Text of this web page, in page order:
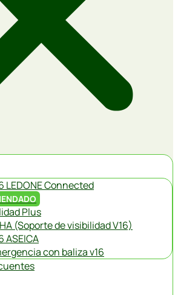
LEDONE Connected
Plus
(Soporte de visibilidad V16)
ASEICA
con baliza v16